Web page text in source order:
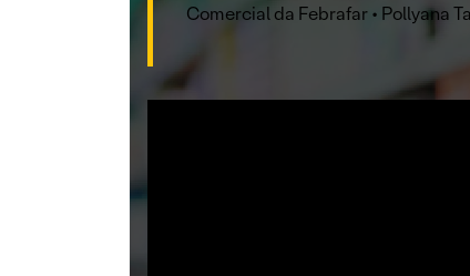
Comercial da Febrafar • Pollyana